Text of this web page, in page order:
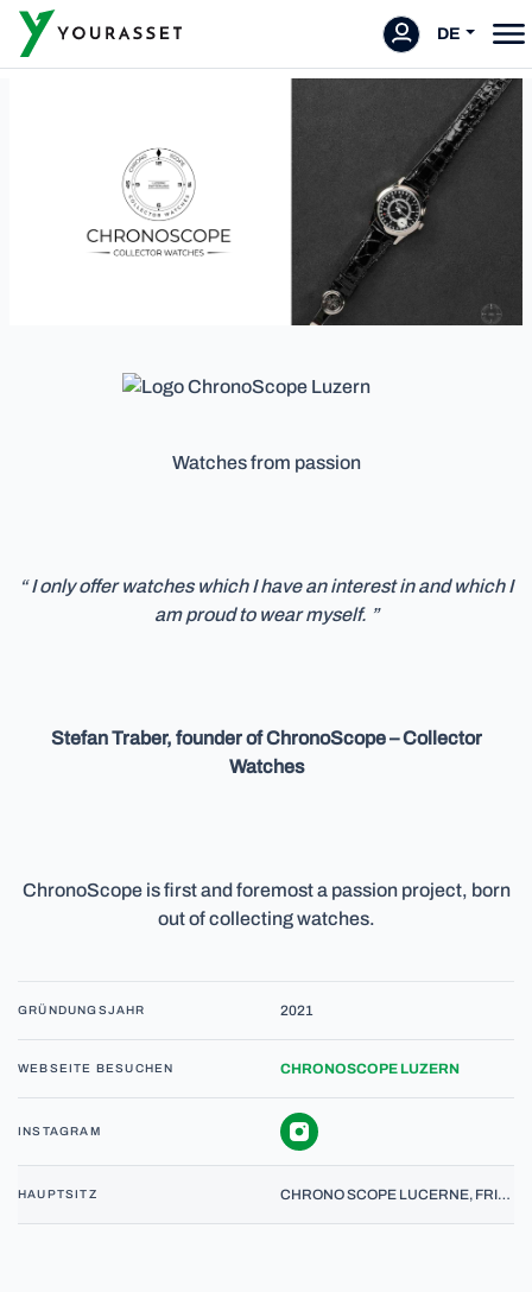
DE
Watches from passion
“ I only offer watches which I have an interest in and which I
am proud to wear myself. ”
Stefan Traber, founder of ChronoScope – Collector
Watches
ChronoScope is first and foremost a passion project, born
out of collecting watches.
GRÜNDUNGSJAHR 2021
HAUPTSITZ CHRONO SCOPE LUCERNE, FRIEDENTALSTRASSE 43, 6004 LUZERN
WEBSEITE BESUCHEN CHRONOSCOPE LUZERN
INSTAGRAM